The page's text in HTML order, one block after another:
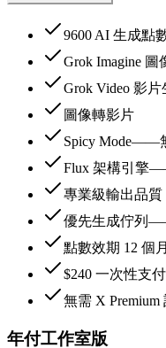
9600 AI 生成點
Grok Imagine
Grok Video 影
圖像轉影片
Spicy Mode——
Flux 架構引擎
專業級輸出品質
優先生成佇列
點數效期 12 個月
$240 一次性支
無需 X Premium
年付工作室版